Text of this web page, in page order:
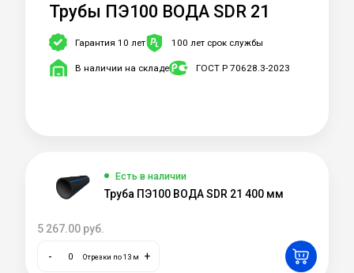
Трубы ПЭ100 ВОДА SDR 21
Гарантия 10 лет 100 лет срок службы
В наличии на складе ГОСТ Р 70628.3-2023
Есть в наличии
Труба ПЭ100 ВОДА SDR 21 400 мм
5 267.00 руб.
- Отрезки по 13 м +